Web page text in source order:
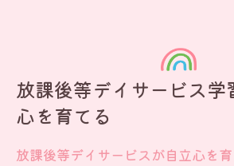
放課後等デイサービス学
心を育てる
放課後等デイサービスが自立心を